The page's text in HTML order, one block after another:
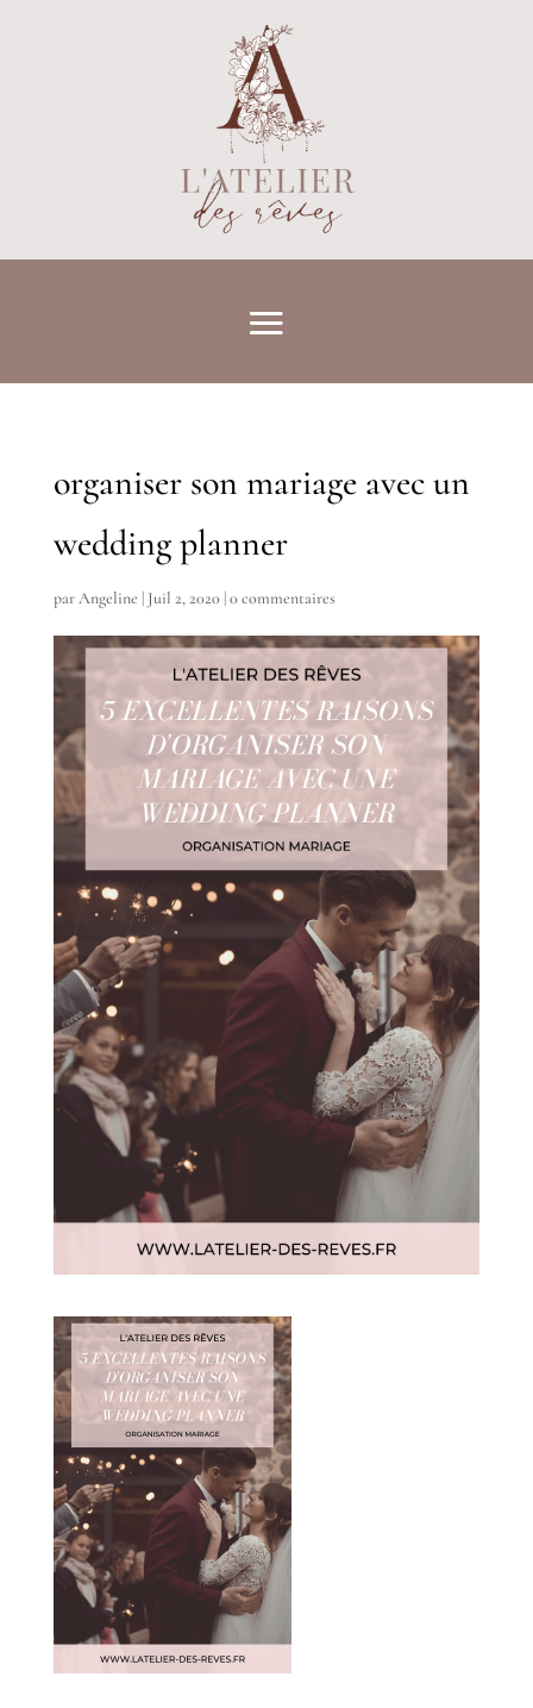
organiser son mariage avec un
wedding planner
parAngeline | Juil 2, 2020|0 commentaires